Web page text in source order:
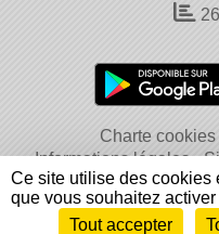
Charte cookies
Informations légales
Envie de participer ?
Ce site utilise des cookies
que vous souhaitez activer
Tout accepter